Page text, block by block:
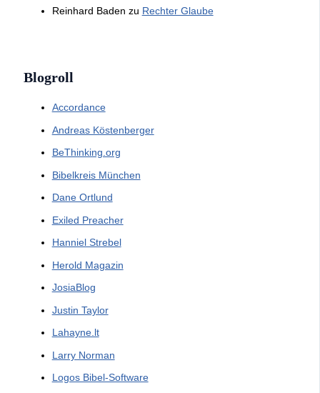
Reinhard Baden zu Rechter Glaube
Blogroll
Accordance
Andreas Köstenberger
BeThinking.org
Bibelkreis München
Dane Ortlund
Exiled Preacher
Hanniel Strebel
Herold Magazin
JosiaBlog
Justin Taylor
Lahayne.lt
Larry Norman
Logos Bibel-Software